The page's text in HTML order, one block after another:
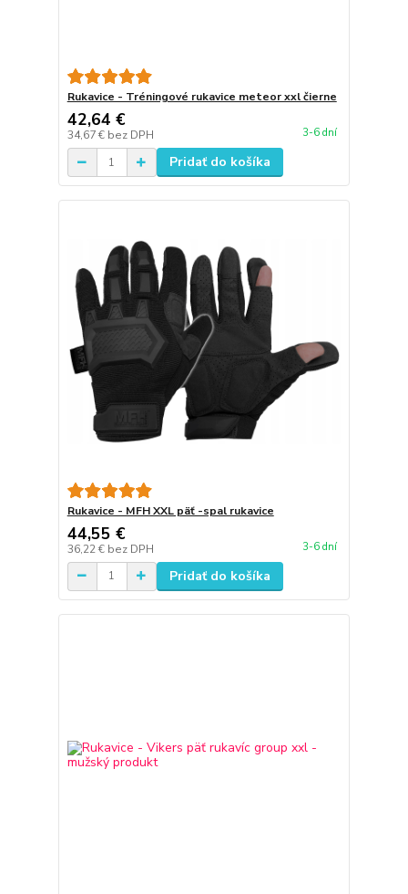
Rukavice - Tréningové rukavice meteor xxl čierne
42,64 €
34,67 € bez DPH 3-6 dní
Pridať do košíka
Rukavice - MFH XXL päť -spal rukavice
44,55 €
36,22 € bez DPH 3-6 dní
Pridať do košíka